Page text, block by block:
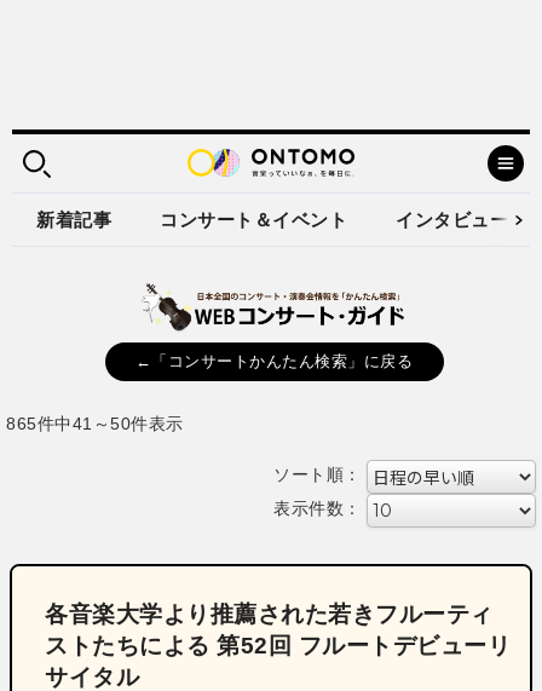
新着記事 コンサート＆イベント インタビュー
←「コンサートかんたん検索」に戻る
865件中41～50件表示
ソート順：
表示件数：
各音楽大学より推薦された若きフルーティ
ストたちによる 第52回 フルートデビューリ
サイタル